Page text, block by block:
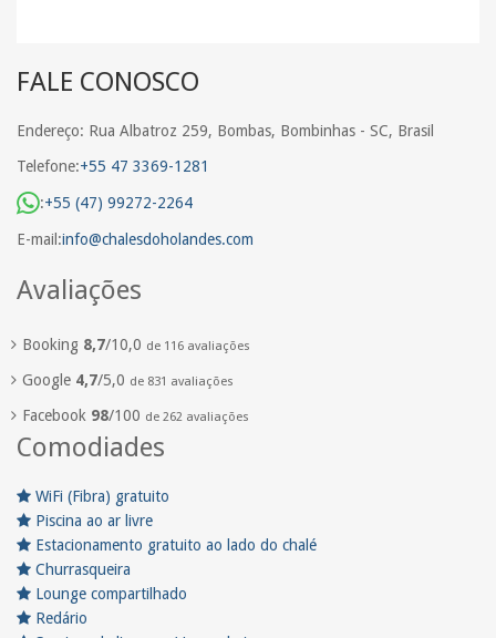
FALE CONOSCO
Endereço: Rua Albatroz 259, Bombas, Bombinhas - SC, Brasil
Telefone:+55 47 3369-1281
:+55 (47) 99272-2264
E-mail:info@chalesdoholandes.com
Avaliações
Booking 8,7/10,0 de 116 avaliações
Google 4,7/5,0 de 831 avaliações
Facebook 98/100 de 262 avaliações
Comodiades
WiFi (Fibra) gratuito
Piscina ao ar livre
Estacionamento gratuito ao lado do chalé
Churrasqueira
Lounge compartilhado
Redário